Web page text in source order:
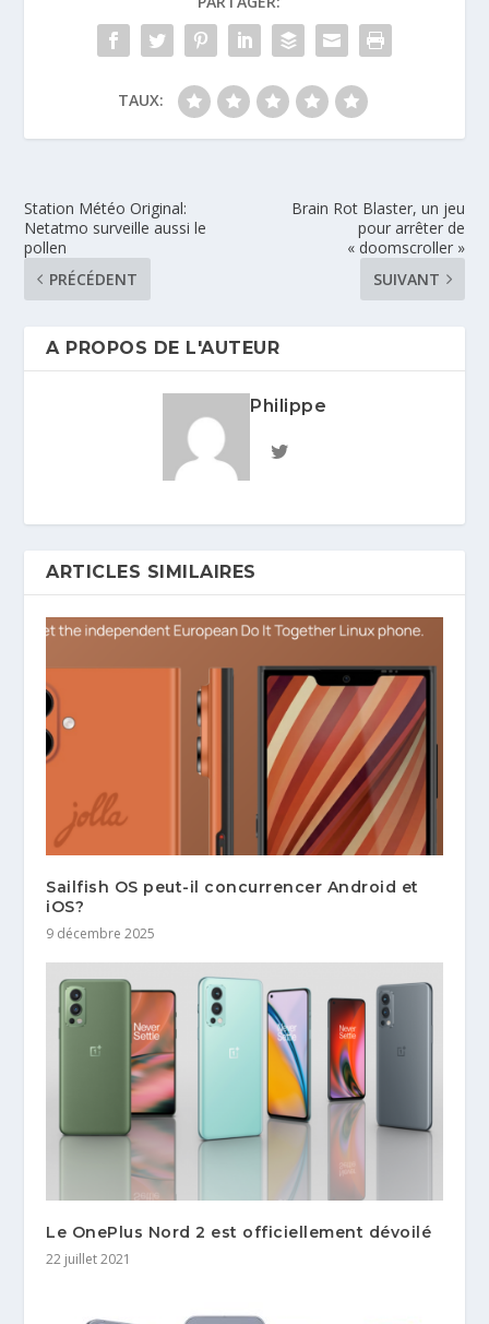
TAUX:
Station Météo Original:
Netatmo surveille aussi le
pollen
PRÉCÉDENT
Brain Rot Blaster, un jeu
pour arrêter de
« doomscroller »
SUIVANT
A PROPOS DE L'AUTEUR
Philippe
ARTICLES SIMILAIRES
Sailfish OS peut-il concurrencer Android et
iOS?
9 décembre 2025
Le OnePlus Nord 2 est officiellement dévoilé
22 juillet 2021